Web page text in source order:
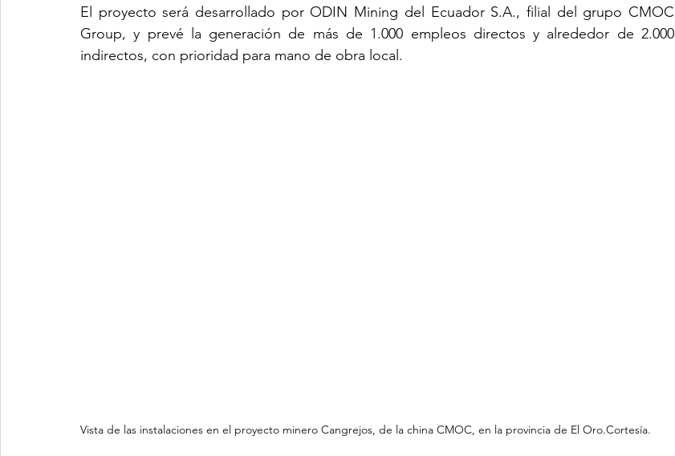
El proyecto será desarrollado por ODIN Mining del Ecuador S.A., filial del grupo CMOC
Group, y prevé la generación de más de 1.000 empleos directos y alrededor de 2.000
indirectos, con prioridad para mano de obra local.
Vista de las instalaciones en el proyecto minero Cangrejos, de la china CMOC, en la provincia de El Oro.Cortesía.